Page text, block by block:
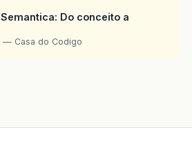
Do conceito a
— Casa do Codigo